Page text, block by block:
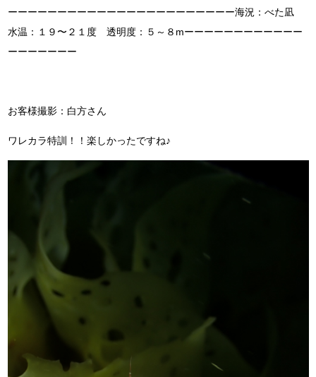
ーーーーーーーーーーーーーーーーーーーーーーー海況：べた凪
水温：１９〜２１度 透明度：５～８mーーーーーーーーーーーー
ーーーーーーー
お客様撮影：白方さん
ワレカラ特訓！！楽しかったですね♪